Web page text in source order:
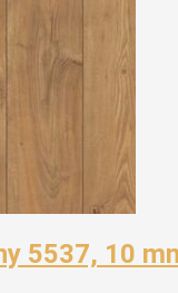
5537, 10